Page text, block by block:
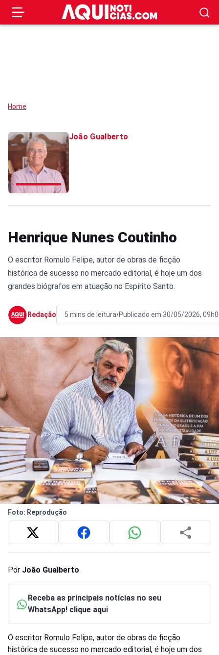
Home
João Gualberto
Henrique Nunes Coutinho
O escritor Romulo Felipe, autor de obras de ficção
histórica de sucesso no mercado editorial, é hoje um dos
grandes biógrafos em atuação no Espírito Santo.
Redação 5 mins de leitura•Publicado em 30/05/2026,
Foto: Reprodução
Por João Gualberto
Receba as principais notícias no seu
WhatsApp! clique aqui
O escritor Romulo Felipe, autor de obras de ficção
histórica de sucesso no mercado editorial, é hoje um dos